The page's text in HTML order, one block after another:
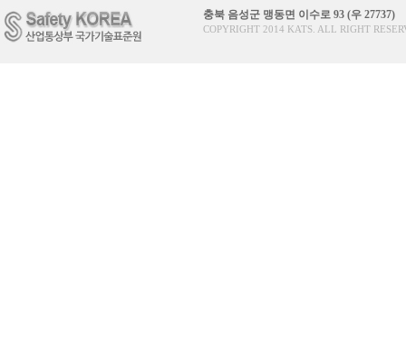
충북 음성군 맹동면 이수로 93 (우 27737)
COPYRIGHT 2014 KATS. ALL RIGHT